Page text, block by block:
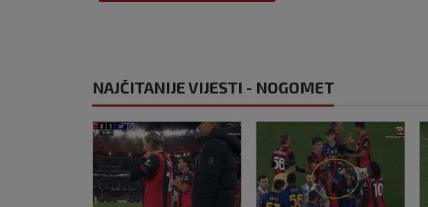
NAJČITANIJE VIJESTI - NOGOMET